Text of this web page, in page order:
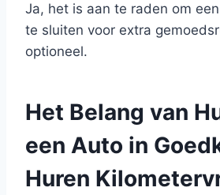
Ja, het is aan te raden om
te sluiten voor extra
optioneel.
Het Belang van
een Auto in
Huren